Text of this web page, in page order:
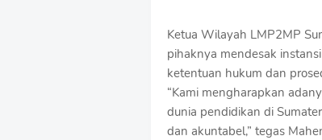
Ketua Wilayah LMP2MP
pihaknya mendesak
ketentuan hukum dan
“Kami mengharapkan
dunia pendidikan di
dan akuntabel,” tegas